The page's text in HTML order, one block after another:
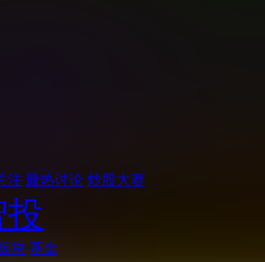
注 最热讨论 炒股大赛
块 基金